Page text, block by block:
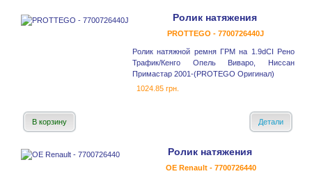
Ролик натяжения
PROTTEGO - 7700726440J
Ролик натяжной ремня ГРМ на 1.9dCI Рено
Трафик/Кенго Опель Виваро, Ниссан
Примастар 2001-(PROTEGO Оригинал)
1024.85 грн.
В корзину Детали
Ролик натяжения
OE Renault - 7700726440